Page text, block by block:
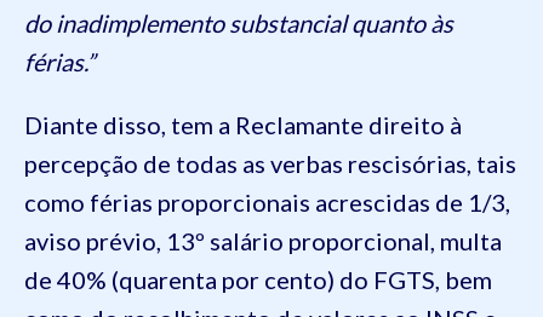
do inadimplemento substancial quanto às
férias.”
Diante disso, tem a Reclamante direito à
percepção de todas as verbas rescisórias, tais
como férias proporcionais acrescidas de 1/3,
aviso prévio, 13º salário proporcional, multa
de 40% (quarenta por cento) do FGTS, bem